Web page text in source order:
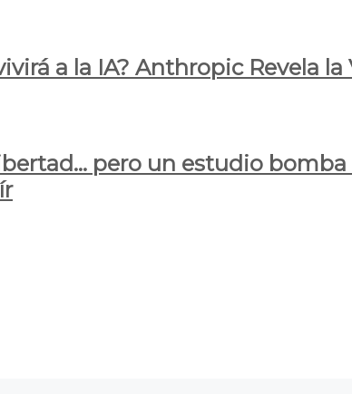
a la IA? Anthropic Revela
pero un estudio bomba